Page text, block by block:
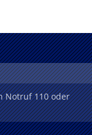
Notruf 110 oder